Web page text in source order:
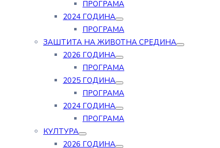
ПРОГРАМА
2024 ГОДИНА
ПРОГРАМА
ЗАШТИТА НА ЖИВОТНА СРЕДИНА
2026 ГОДИНА
ПРОГРАМА
2025 ГОДИНА
ПРОГРАМА
2024 ГОДИНА
ПРОГРАМА
КУЛТУРА
2026 ГОДИНА